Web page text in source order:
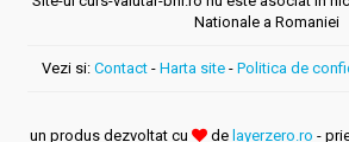
Nationale a Romaniei
Vezi si: Contact - Harta site - Politica de
un produs dezvoltat cu de layerzero.ro -